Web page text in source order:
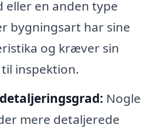
eller en anden type
bygningsart har sine
og kræver sin
inspektion.
Nogle
mere detaljerede